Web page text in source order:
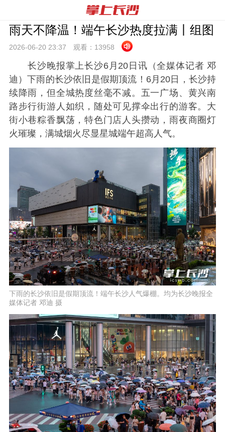
雨天不降温！端午长沙热度拉满丨组图
2026-06-20 23:37 观看： 13958
长沙晚报掌上长沙6月20日讯（全媒体记者 邓
迪）下雨的长沙依旧是假期顶流！6月20日，长沙持
续降雨，但全城热度丝毫不减。五一广场、黄兴南
路步行街游人如织，随处可见撑伞出行的游客。大
街小巷粽香飘荡，特色门店人头攒动，雨夜商圈灯
火璀璨，满城烟火尽显星城端午超高人气。
下雨的长沙依旧是假期顶流！端午长沙人气爆棚。均为长沙晚报全
媒体记者 邓迪 摄